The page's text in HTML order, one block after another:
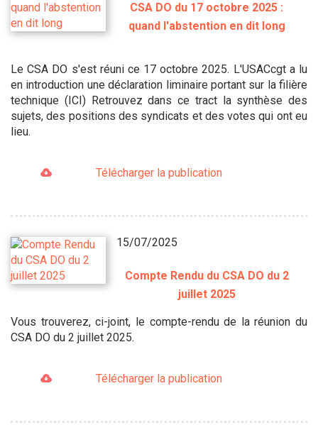
CSA DO du 17 octobre 2025 :
quand l'abstention en dit long
Le CSA DO s'est réuni ce 17 octobre 2025. L'USACcgt a lu
en introduction une déclaration liminaire portant sur la filière
technique (ICI) Retrouvez dans ce tract la synthèse des
sujets, des positions des syndicats et des votes qui ont eu
lieu.
Télécharger la publication
15/07/2025
Compte Rendu du CSA DO du 2
juillet 2025
Vous trouverez, ci-joint, le compte-rendu de la réunion du
CSA DO du 2 juillet 2025.
Télécharger la publication